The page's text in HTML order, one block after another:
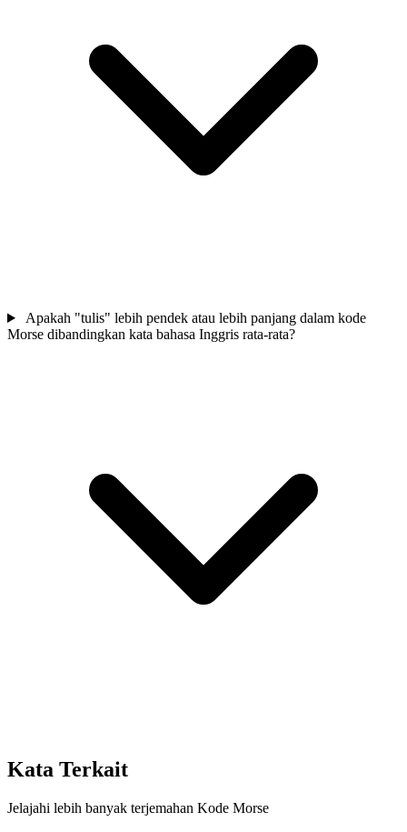
Apakah "tulis" lebih pendek atau lebih panjang dalam kode
Morse dibandingkan kata bahasa Inggris rata-rata?
Kata Terkait
Jelajahi lebih banyak terjemahan Kode Morse